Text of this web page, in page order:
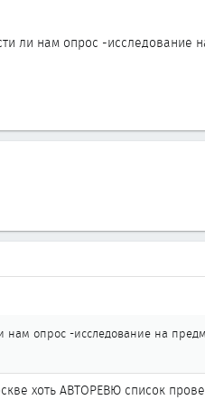
ли нам опрос -исследование
опрос -исследование на
хоть АВТОРЕВЮ список